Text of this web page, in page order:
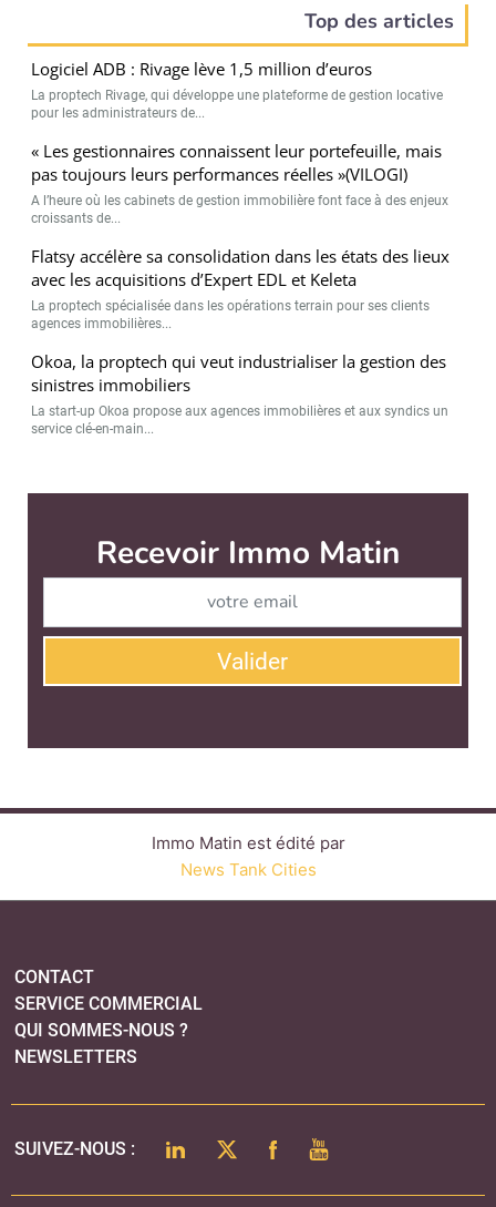
Top des articles
Logiciel ADB : Rivage lève 1,5 million d’euros
La proptech Rivage, qui développe une plateforme de gestion locative
pour les administrateurs de...
« Les gestionnaires connaissent leur portefeuille, mais
pas toujours leurs performances réelles »(VILOGI)
A l’heure où les cabinets de gestion immobilière font face à des enjeux
croissants de...
Flatsy accélère sa consolidation dans les états des lieux
avec les acquisitions d’Expert EDL et Keleta
La proptech spécialisée dans les opérations terrain pour ses clients
agences immobilières...
Okoa, la proptech qui veut industrialiser la gestion des
sinistres immobiliers
La start-up Okoa propose aux agences immobilières et aux syndics un
service clé-en-main...
Immo Matin est édité par
QUI SOMMES-NOUS ?
LINKEDINTWITTERFACEBOOK
YOUTUBE
MENTIONS LÉGALES
POLITIQUE DE CONFIDENTIALITÉ
COOKIES